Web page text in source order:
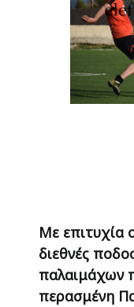
Με επιτυχία
διεθνές
παλαιμάχων
περασμένη